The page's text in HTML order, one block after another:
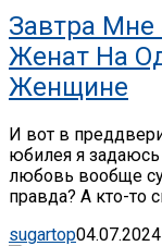
Завтра Мне
Женат На
Женщине
И вот в
юбилея я
любовь вообще
правда? А кто-то
sugartop04.07.2024